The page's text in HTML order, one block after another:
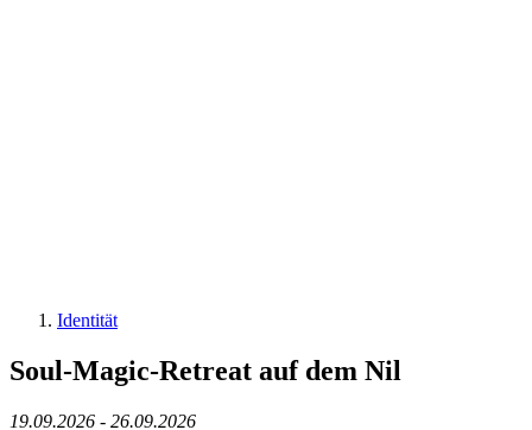
Identität
Soul-Magic-Retreat auf dem Nil
19.09.2026 - 26.09.2026